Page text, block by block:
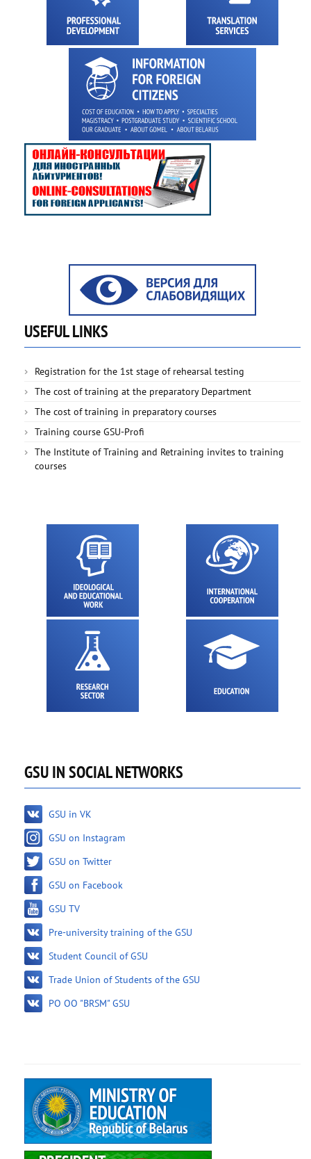
USEFUL LINKS
Registration for the 1st stage of rehearsal testing
The cost of training at the preparatory Department
The cost of training in preparatory courses
Training course GSU-Profi
The Institute of Training and Retraining invites to training
courses
GSU IN SOCIAL NETWORKS
GSU in VK
GSU on Instagram
GSU on Twitter
GSU on Facebook
GSU TV
Pre-university training of the GSU
Student Council of GSU
Trade Union of Students of the GSU
PO OO "BRSM" GSU